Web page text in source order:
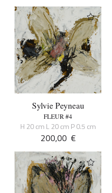
Sylvie Peyneau
FLEUR #4
H 20 cm L 20 cm P 0.5 cm
200,00 €